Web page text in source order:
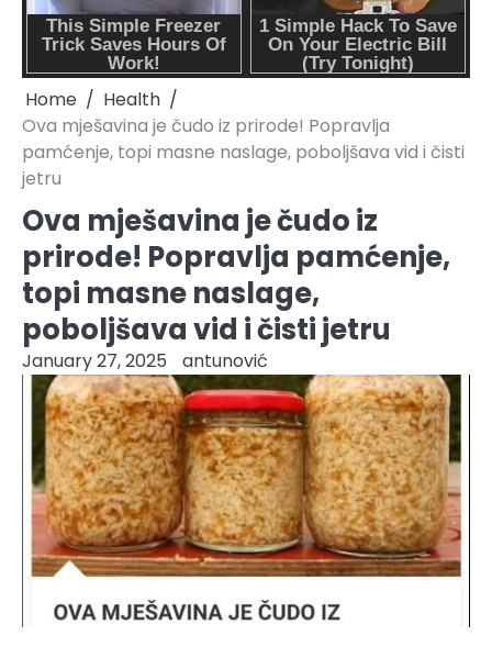
Home
Health
Ova mješavina je čudo iz prirode! Popravlja
pamćenje, topi masne naslage, poboljšava vid i čisti
jetru
Ova mješavina je čudo iz
prirode! Popravlja pamćenje,
topi masne naslage,
poboljšava vid i čisti jetru
January 27, 2025 antunović